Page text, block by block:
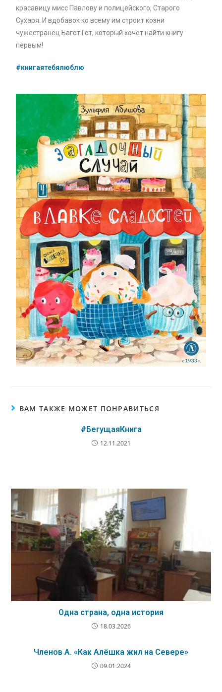
красавицу мисс Павлову и полицейского, Старого
Сухаря. И вдобавок ко всему им строит козни
чужестранец Багет Гет, который хочет найти книгу
первым!
#книгаятебялюблю
ВАМ ТАКЖЕ МОЖЕТ ПОНРАВИТЬСЯ
#БегущаяКнига
12.11.2021
Одна страна, одна история
18.03.2026
Членов А. «Как Алёшка жил на Севере»
09.01.2024